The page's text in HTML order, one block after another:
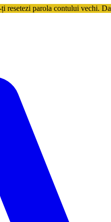
resetezi parola contului vechi.